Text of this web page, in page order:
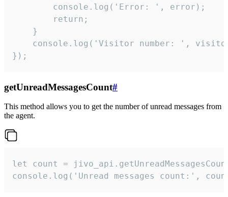
        console.log('Error: ', error);
        return;
    }
console.log('Visitor number: ',
});
getUnreadMessagesCount#
This method allows you to get the number of unread messages from
the agent.
let count =
console.log('Unread messages count:',